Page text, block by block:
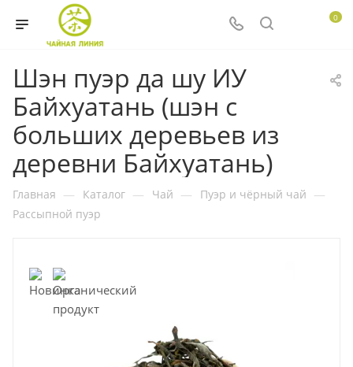
0
Шэн пуэр да шу ИУ
Байхуатань (шэн с
больших деревьев из
деревни Байхуатань)
Главная — Каталог — Чай — Пуэр и чёрный чай —
Рассыпной пуэр